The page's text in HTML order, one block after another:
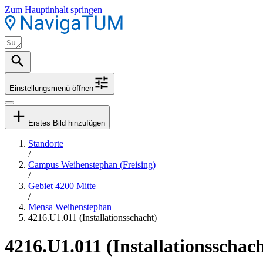
Zum Hauptinhalt springen
Einstellungsmenü öffnen
Erstes Bild hinzufügen
Standorte
/
Campus Weihenstephan (Freising)
/
Gebiet 4200 Mitte
/
Mensa Weihenstephan
4216.U1.011 (Installationsschacht)
4216.U1.011